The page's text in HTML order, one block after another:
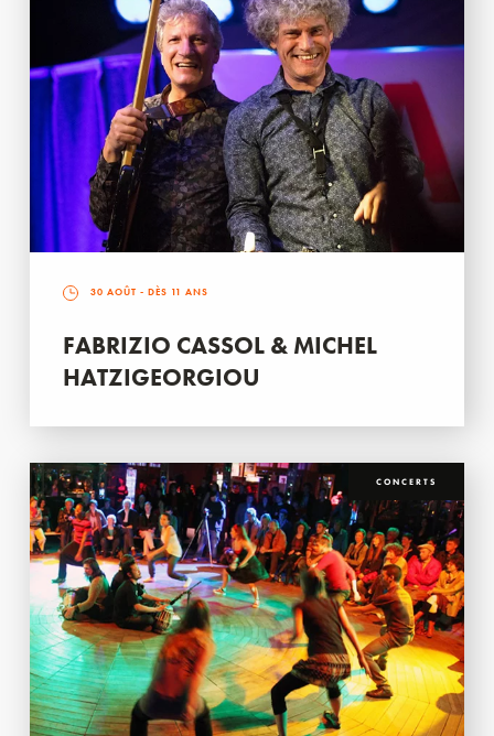
30 AOÛT - DÈS 11 ANS
FABRIZIO CASSOL & MICHEL
HATZIGEORGIOU
CONCERTS